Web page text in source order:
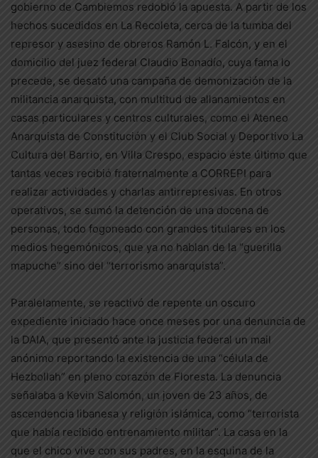
gobierno de Cambiemos redobló la apuesta. A partir de los
hechos sucedidos en La Recoleta, cerca de la tumba del
represor y asesino de obreros Ramón L. Falcón, y en el
domicilio del juez federal Claudio Bonadío, cuya fama lo
precede, se desató una campaña de demonización de la
militancia anarquista, con multitud de allanamientos en
casas particulares y centros culturales, como el Ateneo
Anarquista de Constitución y el Club Social y Deportivo La
Cultura del Barrio, en Villa Crespo, espacio éste último que
tantas veces recibió fraternalmente a CORREPI para
realizar actividades y charlas antirrepresivas. En otros
operativos, se sumó la detención de una docena de
personas, todo fogoneado con grandes titulares en los
medios hegemónicos, que ya no hablan de la “guerilla
mapuche” sino del “terrorismo anarquista”.
Paralelamente, se reactivó de repente un oscuro
expediente iniciado hace once meses por una denuncia de
la DAIA, que presentó ante la justicia federal un mail
anónimo reportando la existencia de una “célula de
Hezbollah” en pleno corazón de Floresta. La denuncia
señalaba a Kevin Salomón, un joven de 23 años, de
ascendencia libanesa y religión islámica, como “terrorista
que había recibido entrenamiento militar”. La casa en la
que el chico vive con sus padres, en la esquina de la